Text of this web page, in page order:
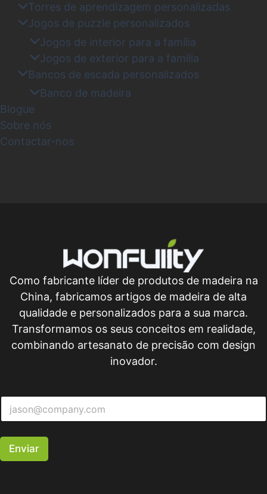
Torres de aprendizagem personalizadas
Jogos de puzzle personalizados
Jogos de interior para a família
Jogos de exterior para a família
Bancos de escada personalizados
Banco de madeira
Blogue
Sobre nós
Contactar-nos
Como fabricante líder de produtos de madeira na
China, fabricamos artigos de madeira de alta
qualidade e personalizados para a sua marca.
Transformamos os seus conceitos em realidade,
combinando artesanato de precisão com design
inovador.
Enviar